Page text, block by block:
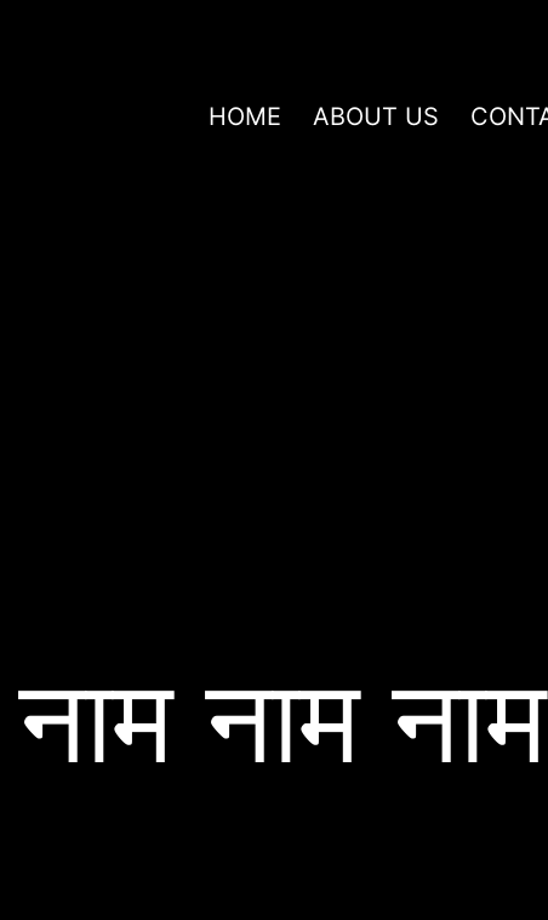
HOME ABOUT US
नाम नाम